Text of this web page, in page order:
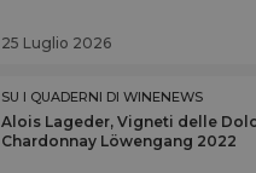
25 Luglio 2026
SU I QUADERNI DI WINENEWS
Alois Lageder, Vigneti delle
Chardonnay Löwengang 2022